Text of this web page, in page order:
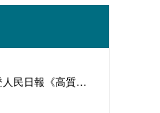
翰森製藥榮登人民日報《高質量發展故事匯》